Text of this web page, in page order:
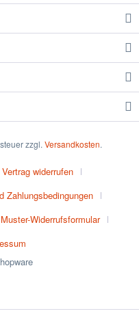
zzgl. Versandkosten.
Vertrag widerrufen
Zahlungsbedingungen
Muster-Widerrufsformular